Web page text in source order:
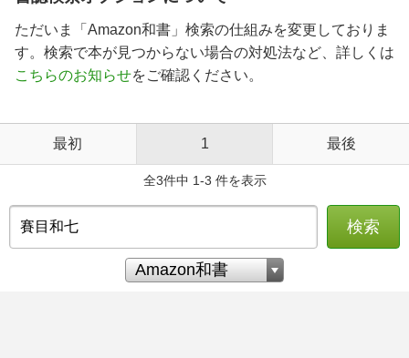
ただいま「Amazon和書」検索の仕組みを変更しておりま
す。検索で本が見つからない場合の対処法など、詳しくは
こちらのお知らせをご確認ください。
最初 1 最後
全3件中 1-3 件を表示
検索